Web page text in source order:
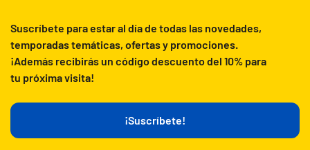
Suscríbete para estar al día de todas las novedades,
temporadas temáticas, ofertas y promociones.
¡Además recibirás un código descuento del 10% para
tu próxima visita!
¡Suscríbete!